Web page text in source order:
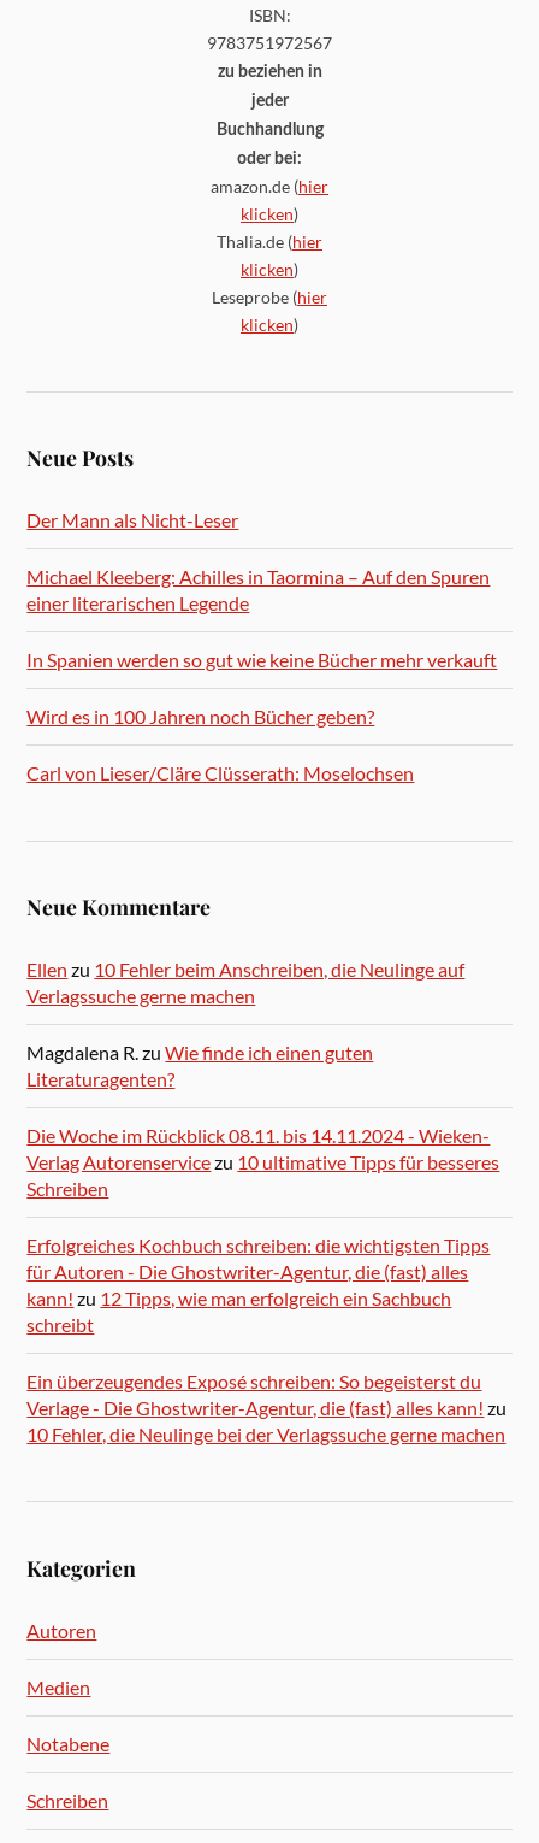
ISBN:
9783751972567
zu beziehen in
jeder
Buchhandlung
oder bei:
amazon.de (hier
klicken)
Thalia.de (hier
klicken)
Leseprobe (hier
klicken)
Neue Posts
Der Mann als Nicht-Leser
Michael Kleeberg: Achilles in Taormina – Auf den Spuren
einer literarischen Legende
In Spanien werden so gut wie keine Bücher mehr verkauft
Wird es in 100 Jahren noch Bücher geben?
Carl von Lieser/Cläre Clüsserath: Moselochsen
Neue Kommentare
Ellen zu 10 Fehler beim Anschreiben, die Neulinge auf
Verlagssuche gerne machen
Magdalena R.zuWie finde ich einen guten
Literaturagenten?
Die Woche im Rückblick 08.11. bis 14.11.2024 - Wieken-
Verlag Autorenservicezu 10 ultimative Tipps für besseres
Schreiben
Erfolgreiches Kochbuch schreiben: die wichtigsten Tipps
für Autoren - Die Ghostwriter-Agentur, die (fast) alles
kann! zu 12 Tipps, wie man erfolgreich ein Sachbuch
schreibt
Ein überzeugendes Exposé schreiben: So begeisterst du
Verlage - Die Ghostwriter-Agentur, die (fast) alles kann! zu
10 Fehler, die Neulinge bei der Verlagssuche gerne machen
Kategorien
Autoren
Medien
Notabene
Schreiben